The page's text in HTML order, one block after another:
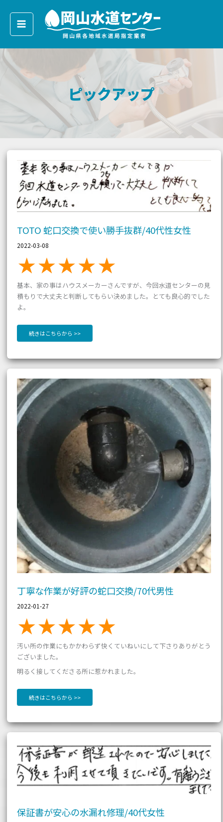
ス
ピックアップ
TOTO 蛇口交換で使い勝手抜群/40代性女性
2022-03-08
基本、家の事はハウスメーカーさんですが、今回水道センターの見
積もりで大丈夫と判断してもらい決めました。とても良心的でした
よ。
TOTO
口
交
換
で
使
い
勝
抜
群/40
代
性
続きはこちらから >>
丁寧な作業が好評の蛇口交換/70代男性
2022-01-27
汚い所の作業にもかかわらず快くていねいにして下さりありがとう
ございました。
明るく接してくださる所に惹かれました。
丁
な
作
業
が
好
評
の
口
男
続きはこちらから >>
保証書が安心の水漏れ修理/40代女性
保
書
が
安
心
の
水
漏
れ
修